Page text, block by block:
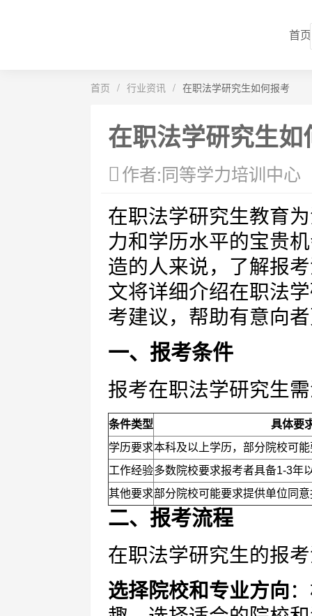
首页
首页 / 行业资讯 / 在职法学研究生如何报考
在职法学研究生如
作者:同等学力培训中心
在职法学研究生教育
力和学历水平的宝贵
造的人来说，了解报
文将详细介绍在职法
考建议，帮助有意向
一、报考条件
报考在职法学研究生
条件类型
具体要
学历要求本科及以上学历，部分院校可
工作经验多数院校要求报考者具备1-3年
其他要求部分院校可能要求提供单位同
二、报考流程
在职法学研究生的报
选择院校和专业方向